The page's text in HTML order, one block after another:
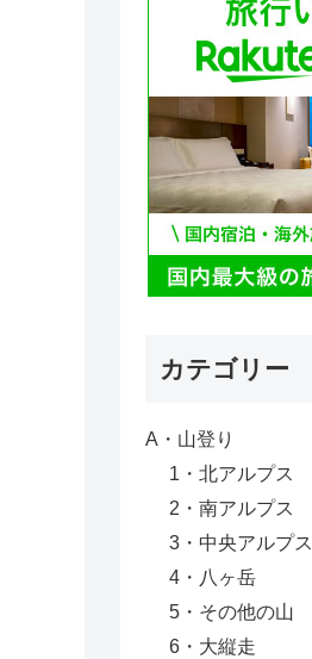
カテゴリー
A・山登り
1・北アルプス
2・南アルプス
3・中央アルプス
4・八ヶ岳
5・その他の山
6・大縦走